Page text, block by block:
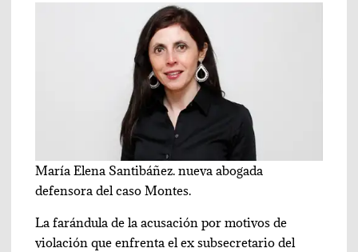
María Elena Santibáñez. nueva abogada
defensora del caso Montes.
La farándula de la acusación por motivos de
violación que enfrenta el ex subsecretario del